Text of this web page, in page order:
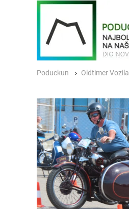
Poduckun Oldtimer Vozila